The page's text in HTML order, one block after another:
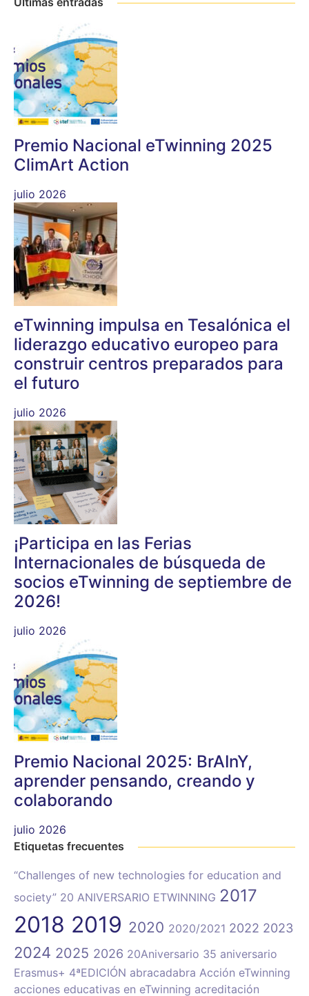
Premio Nacional eTwinning 2025
ClimArt Action
julio 2026
eTwinning impulsa en Tesalónica el
liderazgo educativo europeo para
construir centros preparados para
el futuro
julio 2026
¡Participa en las Ferias
Internacionales de búsqueda de
socios eTwinning de septiembre de
2026!
julio 2026
Premio Nacional 2025: BrAInY,
aprender pensando, creando y
colaborando
julio 2026
Etiquetas frecuentes
“Challenges of new technologies for education and
society” 20 ANIVERSARIO ETWINNING 2017
2018 2019 2020 2020/2021 2022 2023
2024 2025 2026 20Aniversario 35 aniversario
Erasmus+ 4ªEDICIÓN abracadabra Acción eTwinning
acciones educativas en eTwinning acreditación